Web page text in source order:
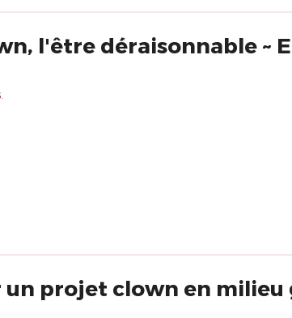
l'être déraisonnable ~
un projet clown en